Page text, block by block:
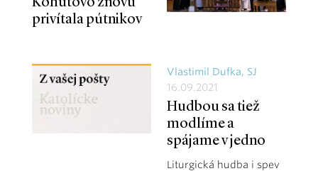
privítala pútnikov
Vlastimil Dufka, SJ
16.09.2021
Hudbou sa tiež
modlíme a
spájame v jedno
Liturgická hudba i spev